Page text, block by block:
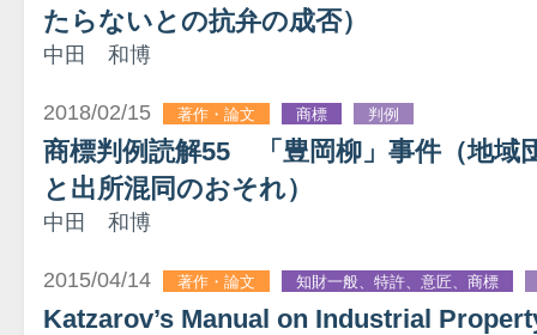
たらないとの抗弁の成否）
中田 和博
2018/02/15 著作・論文 商標 判例
商標判例読解55 「豊岡柳」事件（地域
と出所混同のおそれ）
中田 和博
2015/04/14 著作・論文 知財一般、特許、意匠、商標
Katzarov’s Manual on Industrial